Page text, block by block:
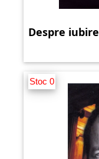
Despre iubire
Stoc 0